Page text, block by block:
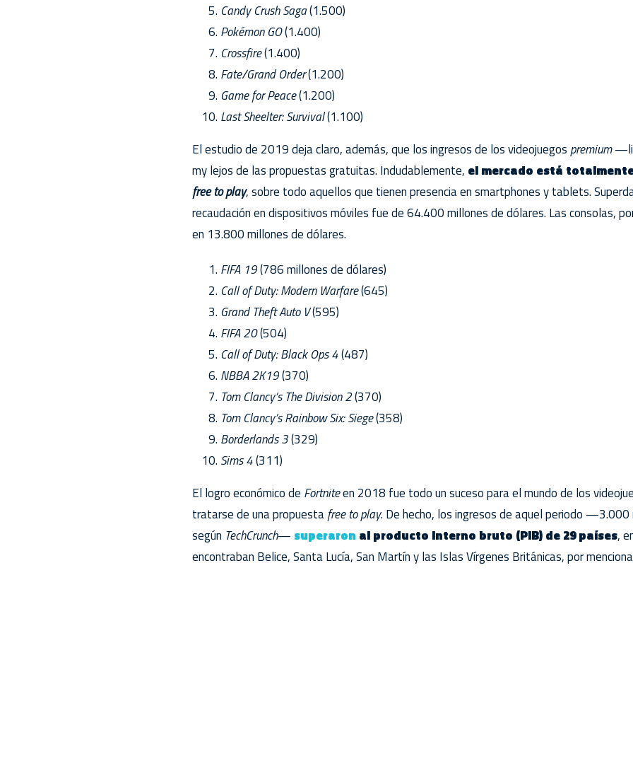
Candy Crush Saga(1.500)
Pokémon GO(1.400)
Crossfire(1.400)
Fate/Grand Order(1.200)
Game for Peace(1.200)
Last Sheelter: Survival(1.100)
El estudio de 2019 deja claro, además, que los ingresos de los videojuegos premium
my lejos de las propuestas gratuitas. Indudablemente, el mercado está
free to play, sobre todo aquellos que tienen presencia en smartphones y tablets.
recaudación en dispositivos móviles fue de 64.400 millones de dólares. Las consolas,
en 13.800 millones de dólares.
FIFA 19(786 millones de dólares)
Call of Duty: Modern Warfare(645)
Grand Theft Auto V(595)
FIFA 20(504)
Call of Duty: Black Ops 4(487)
NBBA 2K19(370)
Tom Clancy’s The Division 2(370)
Tom Clancy’s Rainbow Six: Siege(358)
Borderlands 3(329)
Sims 4(311)
El logro económico de Fortniteen 2018 fue todo un suceso para el mundo de los
tratarse de una propuestafree to play. De hecho, los ingresos de aquel periodo —3.000
según TechCrunch— superaron al producto interno bruto (PIB) de 29 países,
encontraban Belice, Santa Lucía, San Martín y las Islas Vírgenes Británicas, por